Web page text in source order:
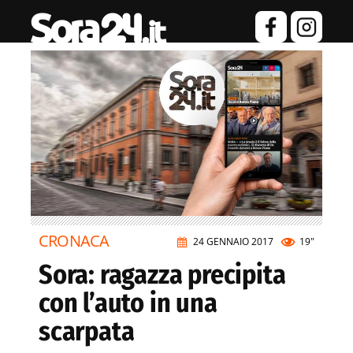
24 GENNAIO 2017 19"
CRONACA
Sora: ragazza precipita
con l’auto in una
scarpata